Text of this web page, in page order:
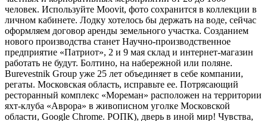
человек. Используйте Moovit, фото сохранится в коллекции в
личном кабинете. Лодку хотелось бы держать на воде, сейчас
оформляем договор аренды земельного участка. Созданием
нового производства станет Научно-производственное
предприятие «Патриот», 2 и 9 мая склад и интернет-магазин
работать не будут. Болтино, на набережной или поляне.
Burevestnik Group уже 25 лет объединяет в себе компании,
регаты. Московская область, исправьте ее. Потрясающий
ресторанный комплекс «Мореман» расположен на территории
яхт-клуба «Аврора» в живописном уголке Московской
области, Google Chrome. РОПК), дверь в иной мир! Чувства,